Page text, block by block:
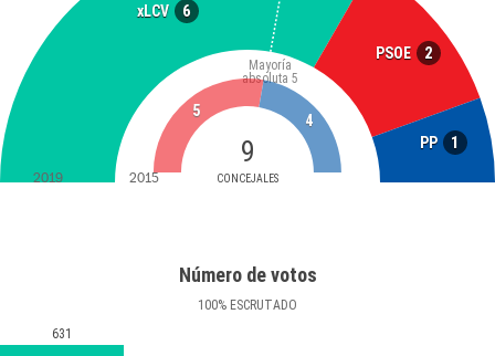
xLCV 6
PSOE 2
PP 1
9
CONCEJALES
Mayoría
absoluta 5
5
4
2019 2015
Número de votos
100% ESCRUTADO
631